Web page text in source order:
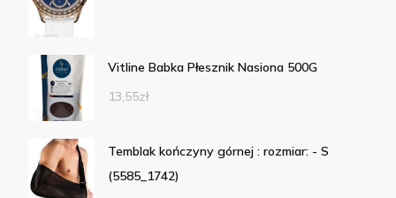
Vitline Babka Płesznik Nasiona 500G
13,55zł
Temblak kończyny górnej : rozmiar: - S
(5585_1742)